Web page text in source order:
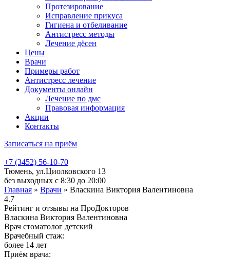
Протезирование
Исправление прикуса
Гигиена и отбеливание
Антистресс методы
Лечение дёсен
Цены
Врачи
Примеры работ
Антистресс лечение
Документы онлайн
Лечение по дмс
Правовая информация
Акции
Контакты
Записаться на приём
+7 (3452) 56-10-70
Тюмень, ул.Циолковского 13
без выходных с 8:30 до 20:00
Главная » Врачи » Власкина Виктория Валентиновна
4.7
Рейтинг и отзывы на ПроДокторов
Власкина Виктория Валентиновна
Врач стоматолог детский
Врачебный стаж:
более 14 лет
Приём врача: